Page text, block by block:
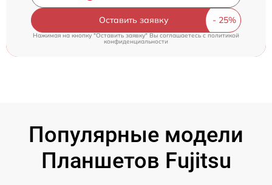
Оставить заявку
Нажимая на кнопку "Оставить заявку" Вы соглашаетесь c политикой
конфиденциальности
Популярные модели
Планшетов Fujitsu